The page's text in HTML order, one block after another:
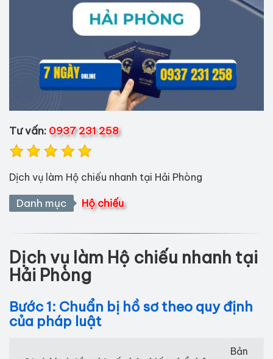
Tư vấn: 0937 231 258
Dịch vụ làm Hộ chiếu nhanh tại Hải Phòng
Danh mục Hộ chiếu
Dịch vụ làm Hộ chiếu nhanh tại
Hải Phòng
Bước 1: Chuẩn bị hồ sơ theo quy định
của pháp luật
Bản